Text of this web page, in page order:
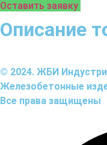
Оставить заявку
Описание
© 2024. ЖБИ
Железобетонные
Все права защищены